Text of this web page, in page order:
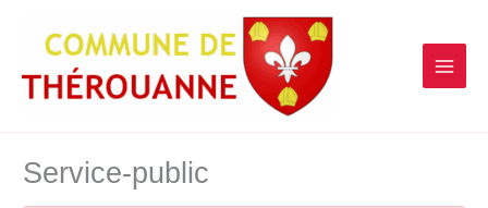
contenu
Service-public